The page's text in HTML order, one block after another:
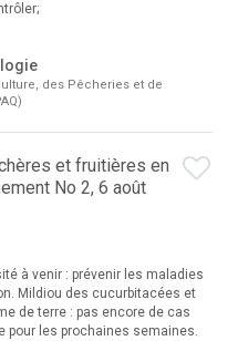
des Pêcheries et de
et fruitières en
No 2, 6 août
à venir : prévenir les maladies
Mildiou des cucurbitacées et
de terre : pas encore de cas
pour les prochaines semaines.